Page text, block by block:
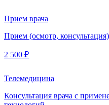
Прием врача
Прием (осмотр,
2 500 ₽
Телемедицина
Консультация врача с